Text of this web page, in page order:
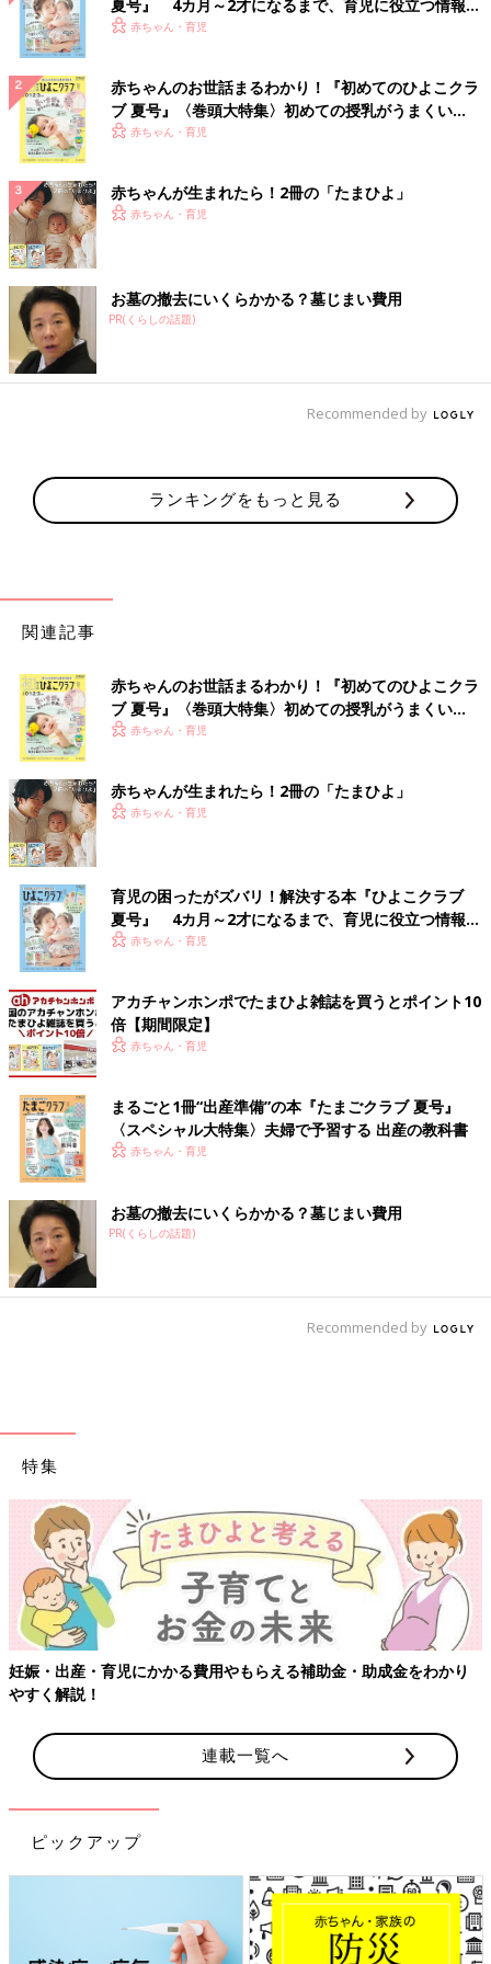
夏号』 4カ月～2才になるまで、育児に役立つ情報が
いっぱい！
赤ちゃん・育児
赤ちゃんのお世話まるわかり！『初めてのひよこクラ
ブ 夏号』〈巻頭大特集〉初めての授乳がうまくい
く！ おっぱい・ミルクの基本と夏のトラブル 解決テ
赤ちゃん・育児
赤ちゃんが生まれたら！2冊の「たまひよ」
赤ちゃん・育児
お墓の撤去にいくらかかる？墓じまい費用
PR(くらしの話題)
Recommended by
ランキングをもっと見る
関連記事
赤ちゃんのお世話まるわかり！『初めてのひよこクラ
ブ 夏号』〈巻頭大特集〉初めての授乳がうまくい
く！ おっぱい・ミルクの基本と夏のトラブル 解決テ
赤ちゃん・育児
赤ちゃんが生まれたら！2冊の「たまひよ」
赤ちゃん・育児
育児の困ったがズバリ！解決する本『ひよこクラブ
夏号』 4カ月～2才になるまで、育児に役立つ情報が
いっぱい！
赤ちゃん・育児
アカチャンホンポでたまひよ雑誌を買うとポイント10
倍【期間限定】
赤ちゃん・育児
まるごと1冊“出産準備”の本『たまごクラブ 夏号』
〈スペシャル大特集〉夫婦で予習する 出産の教科書
赤ちゃん・育児
お墓の撤去にいくらかかる？墓じまい費用
PR(くらしの話題)
Recommended by
特集
妊娠・出産・育児にかかる費用やもらえる補助金・助成金をわかり
やすく解説！
連載一覧へ
ピックアップ